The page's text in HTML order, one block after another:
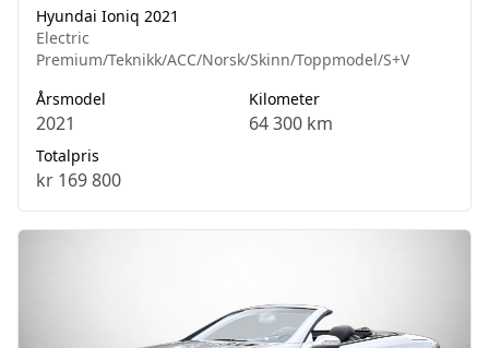
Hyundai Ioniq 2021
Electric
Premium/Teknikk/ACC/Norsk/Skinn/Toppmodel/S+V
Årsmodel
2021
Kilometer
64 300 km
Totalpris
kr 169 800